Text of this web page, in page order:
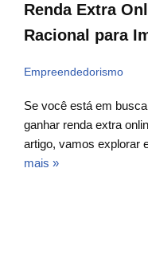
Renda Extra
Racional para
Empreendedorismo
Se você está em
ganhar renda extra
artigo, vamos explorar
mais »